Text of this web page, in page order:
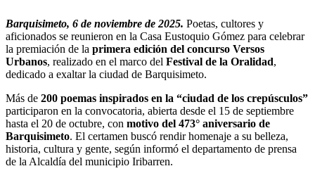
Barquisimeto, 6 de noviembre de 2025. Poetas, cultores y
aficionados se reunieron en la Casa Eustoquio Gómez para celebrar
la premiación de la primera edición del concurso Versos
Urbanos, realizado en el marco del Festival de la Oralidad,
dedicado a exaltar la ciudad de Barquisimeto.
Más de 200 poemas inspirados en la “ciudad de los crepúsculos”
participaron en la convocatoria, abierta desde el 15 de septiembre
hasta el 20 de octubre, con motivo del 473° aniversario de
Barquisimeto. El certamen buscó rendir homenaje a su belleza,
historia, cultura y gente, según informó el departamento de prensa
de la Alcaldía del municipio Iribarren.